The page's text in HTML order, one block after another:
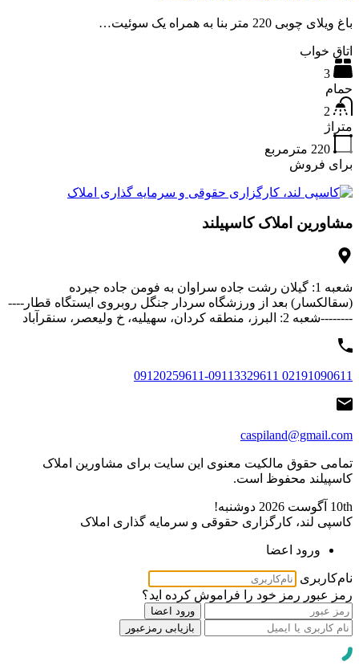
باغ ویلای چوبی 220 متر بنا به همراه یک سوئیت…
اتاق خواب
3
حمام
2
متراژ
220 مترمربع
برای فروش
مشاورین املاک کاسپیلند
شعبه 1: گیلان رشت جاده سراوان به فومن جاده جیرده
(سقالکسار) بعد از ورزشگاه سردار جنگل روبروی ایستگاه قطار----
--------شعبه 2: البرز، منطقه کردان، سهیلیه، خ ولیعصر، سنقرآباد
02191090611 09120259611-09113329611
caspiland@gmail.com
تمامی حقوق مالکیت معنوی این ‌سایت برای مشاورین املاک
کاسپیلند محفوظ است.
10th آگوست 2026
دوشنبه!
کاسپی لند، کارگزاری حقوقی و سرمایه گذاری املاک
ورود اعضا
نام‌کاربری
رمز عبور رمز خود را فراموش کرده اید؟
ورود اعضا
بازیابی رمزعبور